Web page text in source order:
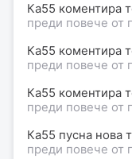
Ка55 коментира
преди повече от
Ка55 коментира
преди повече от
Ка55 коментира
преди повече от
Ка55 пусна нова
преди повече от